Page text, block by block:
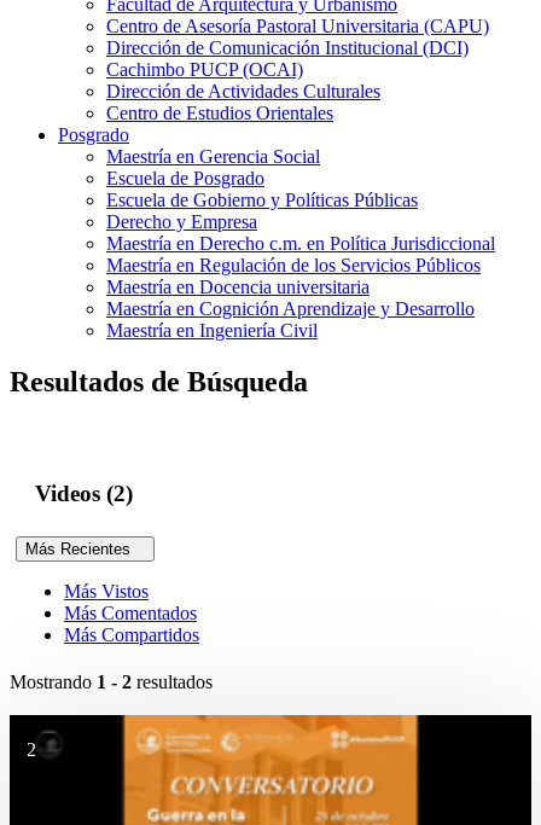
Facultad de Arquitectura y Urbanismo
Centro de Asesoría Pastoral Universitaria (CAPU)
Dirección de Comunicación Institucional (DCI)
Cachimbo PUCP (OCAI)
Dirección de Actividades Culturales
Centro de Estudios Orientales
Posgrado
Maestría en Gerencia Social
Escuela de Posgrado
Escuela de Gobierno y Políticas Públicas
Derecho y Empresa
Maestría en Derecho c.m. en Política Jurisdiccional
Maestría en Regulación de los Servicios Públicos
Maestría en Docencia universitaria
Maestría en Cognición Aprendizaje y Desarrollo
Maestría en Ingeniería Civil
Resultados de Búsqueda
Videos (2)
Más Recientes
Más Vistos
Más Comentados
Más Compartidos
Mostrando 1 - 2 resultados
2